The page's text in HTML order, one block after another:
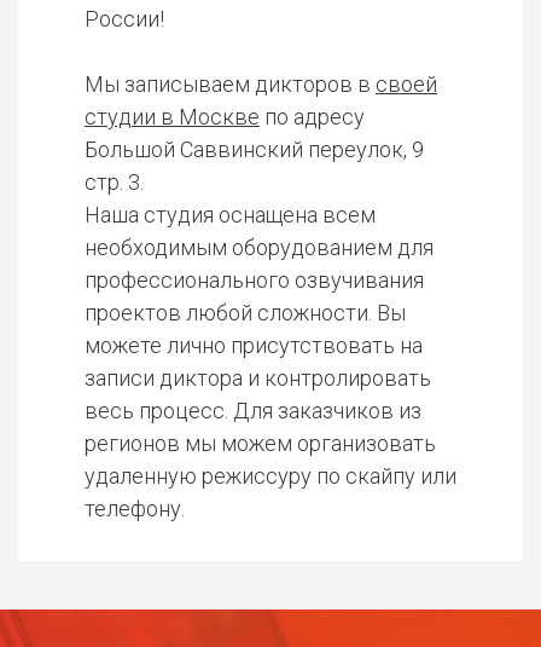
России!
Мы записываем дикторов в своей
студии в Москве по адресу
Большой Саввинский переулок, 9
стр. 3.
Наша студия оснащена всем
необходимым оборудованием для
профессионального озвучивания
проектов любой сложности. Вы
можете лично присутствовать на
записи диктора и контролировать
весь процесс. Для заказчиков из
регионов мы можем организовать
удаленную режиссуру по скайпу или
телефону.